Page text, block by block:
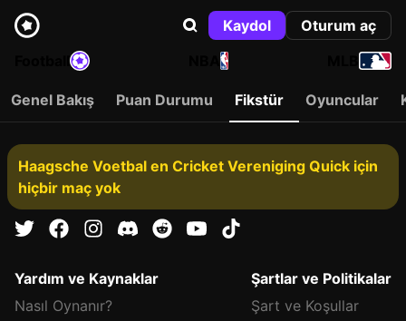
Kaydol
Oturum aç
NBA
Genel Bakış Puan Durumu Fikstür Oyuncular
Haagsche Voetbal en Cricket Vereniging Quick için
hiçbir maç yok
Yardım ve Kaynaklar
Nasıl Oynanır?
Şartlar ve Politikalar
Şart ve Koşullar